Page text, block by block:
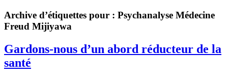
Archive d’étiquettes pour : Psychanalyse Médecine
Freud Mijiyawa
Gardons-nous d’un abord réducteur de la
santé